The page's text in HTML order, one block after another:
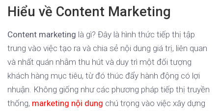
Hiểu về Content Marketing
Content marketing là gì? Đây là hình thức tiếp thị tập
trung vào việc tạo ra và chia sẻ nội dung giá trị, liên quan
và nhất quán nhằm thu hút và duy trì một đối tượng
khách hàng mục tiêu, từ đó thúc đẩy hành động có lợi
nhuận. Không giống như các phương pháp tiếp thị truyền
thống, marketing nội dung chú trọng vào việc xây dựng